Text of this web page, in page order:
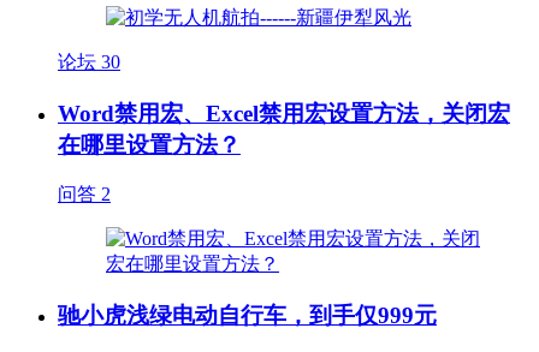
论坛 30
Word禁用宏、Excel禁用宏设置方法，关闭宏
在哪里设置方法？
问答 2
驰小虎浅绿电动自行车，到手仅999元